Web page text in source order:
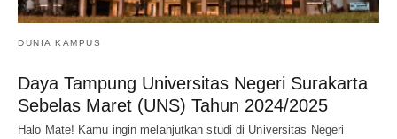
DUNIA KAMPUS
Daya Tampung Universitas Negeri Surakarta
Sebelas Maret (UNS) Tahun 2024/2025
Halo Mate! Kamu ingin melanjutkan studi di Universitas Negeri